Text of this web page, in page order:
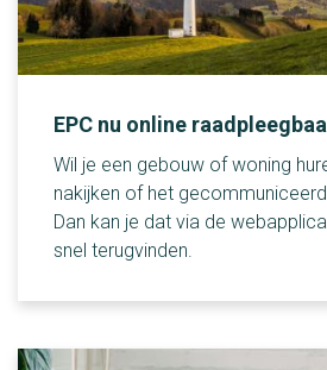
EPC nu online
Wil je een gebouw of woning
nakijken of het
Dan kan je dat via de
snel terugvinden.